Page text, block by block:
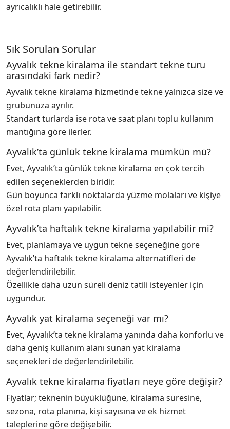
ayrıcalıklı hale getirebilir.
Sık Sorulan Sorular
Ayvalık tekne kiralama ile standart tekne turu
arasındaki fark nedir?
Ayvalık tekne kiralama hizmetinde tekne yalnızca size ve
grubunuza ayrılır.
Standart turlarda ise rota ve saat planı toplu kullanım
mantığına göre ilerler.
Ayvalık’ta günlük tekne kiralama mümkün mü?
Evet, Ayvalık’ta günlük tekne kiralama en çok tercih
edilen seçeneklerden biridir.
Gün boyunca farklı noktalarda yüzme molaları ve kişiye
özel rota planı yapılabilir.
Ayvalık’ta haftalık tekne kiralama yapılabilir mi?
Evet, planlamaya ve uygun tekne seçeneğine göre
Ayvalık’ta haftalık tekne kiralama alternatifleri de
değerlendirilebilir.
Özellikle daha uzun süreli deniz tatili isteyenler için
uygundur.
Ayvalık yat kiralama seçeneği var mı?
Evet, Ayvalık’ta tekne kiralama yanında daha konforlu ve
daha geniş kullanım alanı sunan yat kiralama
seçenekleri de değerlendirilebilir.
Ayvalık tekne kiralama fiyatları neye göre değişir?
Fiyatlar; teknenin büyüklüğüne, kiralama süresine,
sezona, rota planına, kişi sayısına ve ek hizmet
taleplerine göre değişebilir.